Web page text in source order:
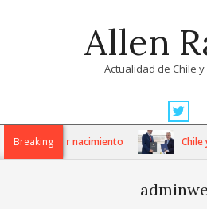
Allen
Actualidad de Chile
Navigation
MenuBreaking
por nacimiento Chile y